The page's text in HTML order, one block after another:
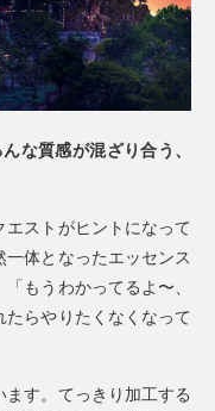
な質感が混ざり合う、
ストがヒントになって
体となったエッセンス
もうわかってるよ〜、
らやりたくなくなって
す。てっきり加工する